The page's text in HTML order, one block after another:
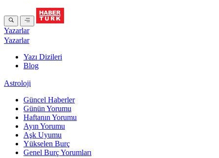
Yazarlar
Yazarlar
Yazı Dizileri
Blog
Astroloji
Güncel Haberler
Günün Yorumu
Haftanın Yorumu
Ayın Yorumu
Aşk Uyumu
Yükselen Burç
Genel Burç Yorumları